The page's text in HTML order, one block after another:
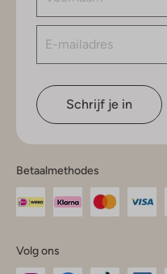
Schrijf je in
Betaalmethodes
Volg ons